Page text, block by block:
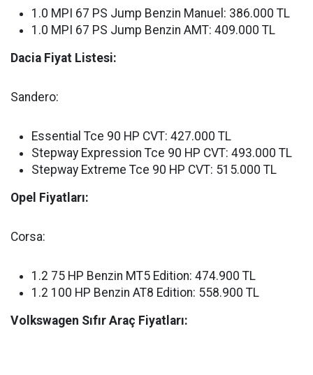
1.0 MPI 67 PS Jump Benzin Manuel: 386.000 TL
1.0 MPI 67 PS Jump Benzin AMT: 409.000 TL
Dacia Fiyat Listesi:
Sandero:
Essential Tce 90 HP CVT: 427.000 TL
Stepway Expression Tce 90 HP CVT: 493.000 TL
Stepway Extreme Tce 90 HP CVT: 515.000 TL
Opel Fiyatları:
Corsa:
1.2 75 HP Benzin MT5 Edition: 474.900 TL
1.2 100 HP Benzin AT8 Edition: 558.900 TL
Volkswagen Sıfır Araç Fiyatları: